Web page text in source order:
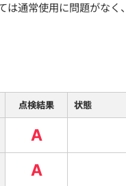
は通常使用に問題がなく
点検結果 状態
A
A